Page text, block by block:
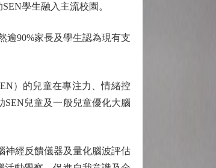
學生融入主流校園。
90%家長及學生認為現有支
）的兒童在專注力、情緒控
兒童及一般兒童優化大腦
經反饋儀器及量化腦波評估